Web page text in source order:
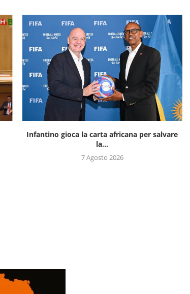
Infantino gioca la carta africana per salvare
la...
7 Agosto 2026